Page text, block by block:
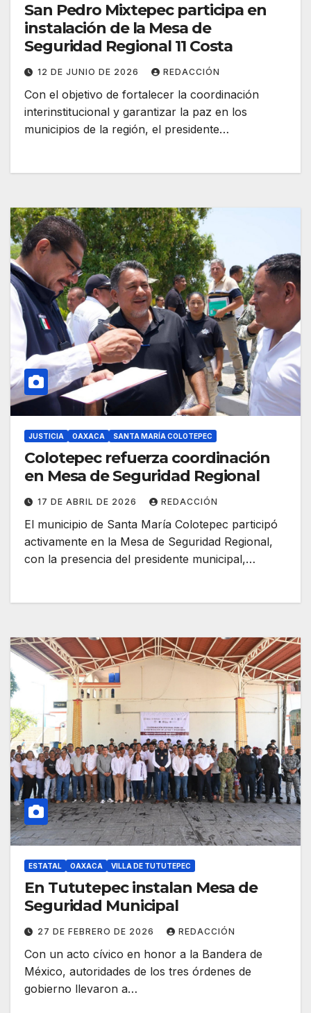
San Pedro Mixtepec participa en
instalación de la Mesa de
Seguridad Regional 11 Costa
12 DE JUNIO DE 2026 REDACCIÓN
Con el objetivo de fortalecer la coordinación
interinstitucional y garantizar la paz en los
municipios de la región, el presidente…
JUSTICIA OAXACA SANTA MARÍA COLOTEPEC
Colotepec refuerza coordinación
en Mesa de Seguridad Regional
17 DE ABRIL DE 2026 REDACCIÓN
El municipio de Santa María Colotepec participó
activamente en la Mesa de Seguridad Regional,
con la presencia del presidente municipal,…
ESTATAL OAXACA VILLA DE TUTUTEPEC
En Tututepec instalan Mesa de
Seguridad Municipal
27 DE FEBRERO DE 2026 REDACCIÓN
Con un acto cívico en honor a la Bandera de
México, autoridades de los tres órdenes de
gobierno llevaron a…